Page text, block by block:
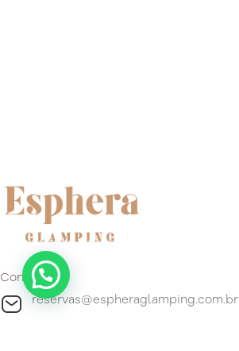
Contacto
reservas@espheraglamping.com.br